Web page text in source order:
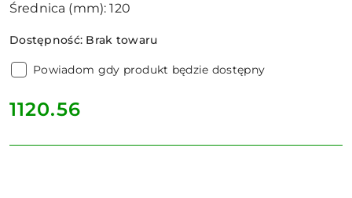
Średnica (mm): 120
Dostępność: Brak towaru
Powiadom gdy produkt będzie dostępny
cena:
1120.56